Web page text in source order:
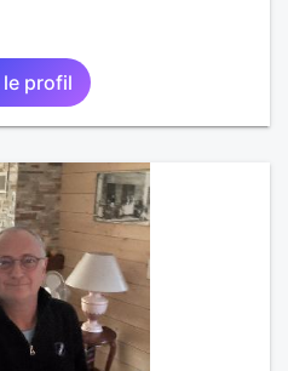
le profil